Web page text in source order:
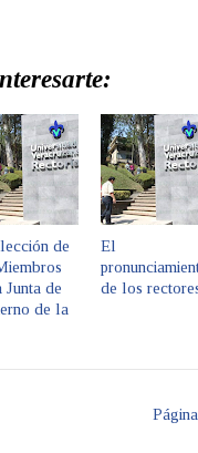
de
Junta de
de la
El
de los